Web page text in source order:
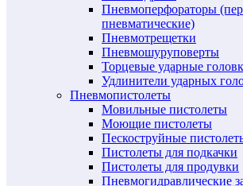
Пневмоперфораторы
пневматические)
Пневмотрещетки
Пневмошуруповерты
Торцевые ударные
Удлинители ударных
Пневмопистолеты
Мовильные пистолеты
Моющие пистолеты
Пескоструйные
Пистолеты для подкачки
Пистолеты для продувки
Пневмогидравлические